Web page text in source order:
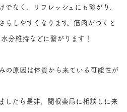
なく、リフレッシュにも繋がり、
らしやすくなります。筋肉がつくと
分維持などに繋がります！
の原因は体質から来ている可能性が
したら是非、関根薬局に相談しに来